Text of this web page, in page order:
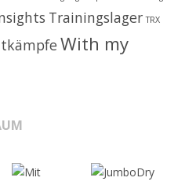
Trainingslager TRX
With my